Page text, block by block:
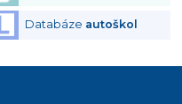
Databáze autoškol